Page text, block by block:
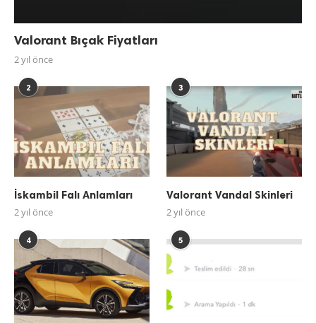
Valorant Bıçak Fiyatları
2 yıl önce
2
İskambil Falı Anlamları
2 yıl önce
3
Valorant Vandal Skinleri
2 yıl önce
4 5